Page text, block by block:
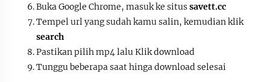
Buka Google Chrome, masuk ke situssavett.cc
Tempel url yang sudah kamu salin, kemudian klik
search
Pastikan pilih mp4 lalu Klik download
Tunggu beberapa saat hinga download selesai